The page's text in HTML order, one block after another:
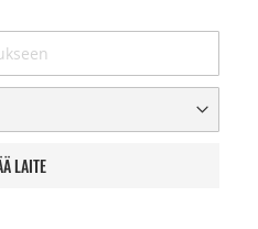
LAITE